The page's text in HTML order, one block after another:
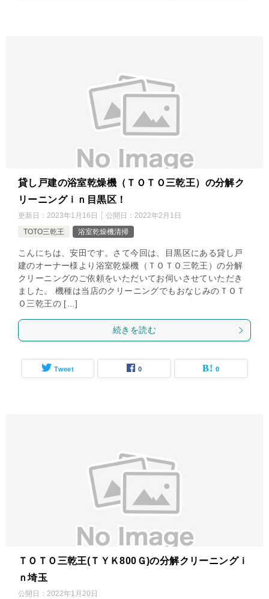
貸し戸建の浴室乾燥機（ＴＯＴＯ三乾王）の分解ク
リーニングｉｎ目黒区！
更新日： 2023年1月16日 公開日： 2022年2月1日
TOTO三乾王
浴室乾燥機清掃
こんにちは、安田です。さて今回は、目黒区にある貸し戸
建のオーナー様より浴室乾燥機（ＴＯＴＯ三乾王）の分解
クリーニングのご依頼をいただいてお伺いさせていただき
ました。 機種は当店のクリーニングでもおなじみのＴＯＴ
Ｏ三乾王の […]
続きを読む
Tweet 0 0
ＴＯＴＯ三乾王(ＴＹＫ800Ｇ)の分解クリーニングｉ
ｎ埼玉
公開日： 2022年1月20日